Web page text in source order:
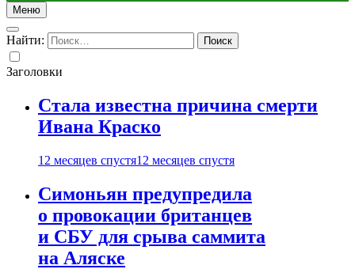
Меню
Найти:
Заголовки
Стала известна причина смерти
Ивана Краско
12 месяцев спустя12 месяцев спустя
Симоньян предупредила
о провокации британцев
и СБУ для срыва саммита
на Аляске